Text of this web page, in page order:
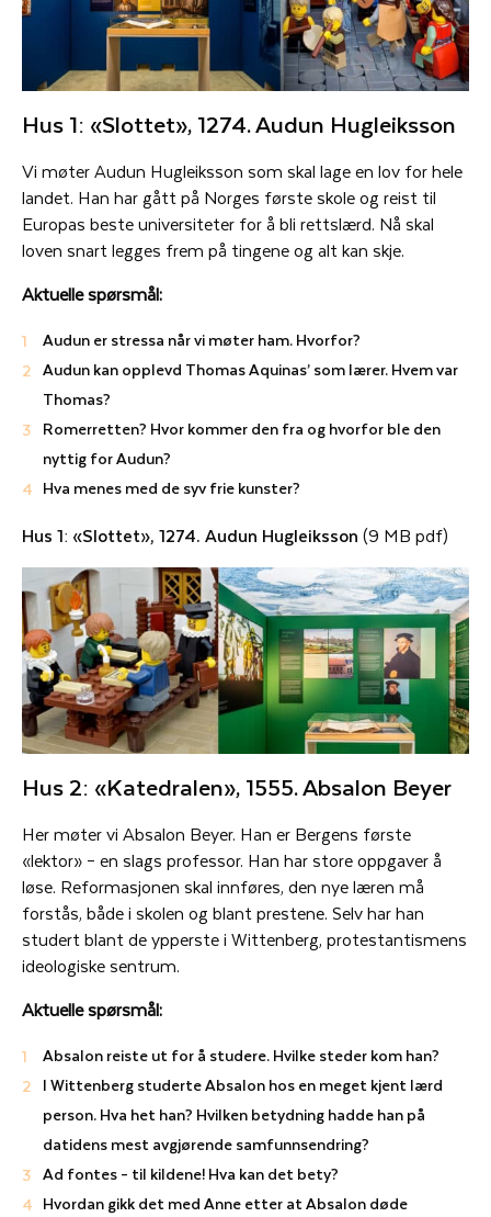
Hus 1: «Slottet», 1274. Audun Hugleiksson
Vi møter Audun Hugleiksson som skal lage en lov for hele
landet. Han har gått på Norges første skole og reist til
Europas beste universiteter for å bli rettslærd. Nå skal
loven snart legges frem på tingene og alt kan skje.
Aktuelle spørsmål:
Audun er stressa når vi møter ham. Hvorfor?
Audun kan opplevd Thomas Aquinas’ som lærer. Hvem var
Thomas?
Romerretten? Hvor kommer den fra og hvorfor ble den
nyttig for Audun?
Hva menes med de syv frie kunster?
Hus 1: «Slottet», 1274. Audun Hugleiksson (9 MB pdf)
Hus 2: «Katedralen», 1555. Absalon Beyer
Her møter vi Absalon Beyer. Han er Bergens første
«lektor» – en slags professor. Han har store oppgaver å
løse. Reformasjonen skal innføres, den nye læren må
forstås, både i skolen og blant prestene. Selv har han
studert blant de ypperste i Wittenberg, protestantismens
ideologiske sentrum.
Aktuelle spørsmål:
Absalon reiste ut for å studere. Hvilke steder kom han?
I Wittenberg studerte Absalon hos en meget kjent lærd
person. Hva het han? Hvilken betydning hadde han på
datidens mest avgjørende samfunnsendring?
Ad fontes – til kildene! Hva kan det bety?
Hvordan gikk det med Anne etter at Absalon døde